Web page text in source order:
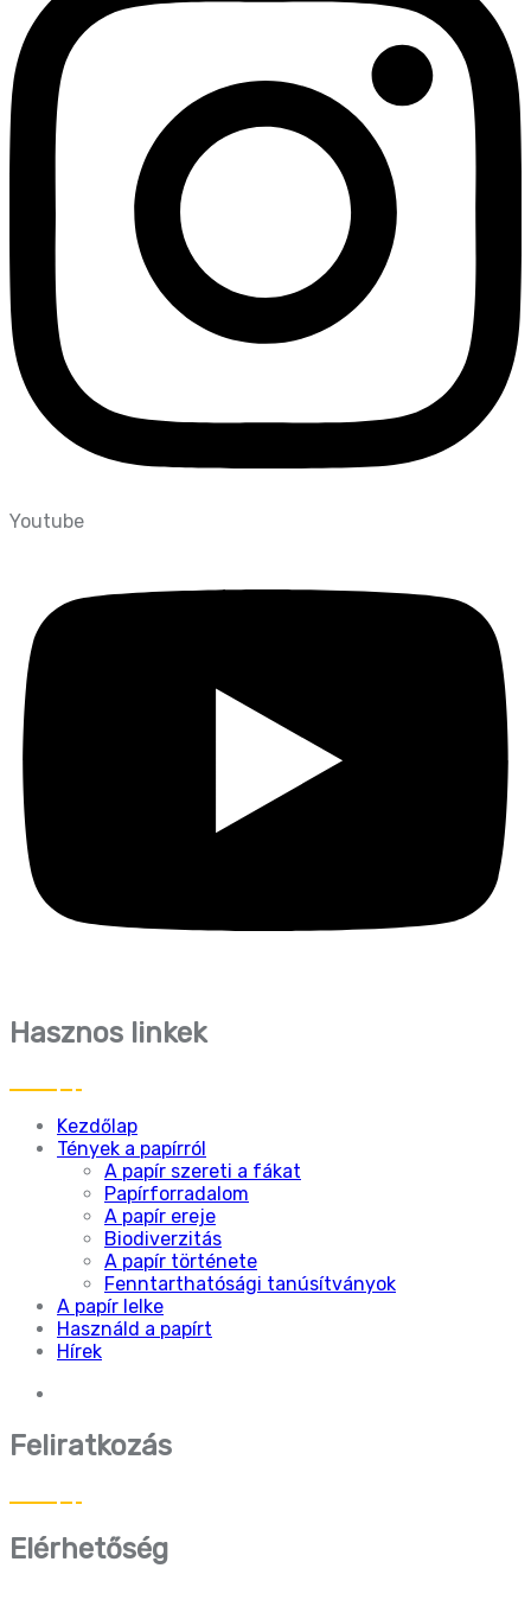
Youtube
Hasznos linkek
Kezdőlap
Tények a papírról
A papír szereti a fákat
Papírforradalom
A papír ereje
Biodiverzitás
A papír története
Fenntarthatósági tanúsítványok
A papír lelke
Használd a papírt
Hírek
Feliratkozás
Elérhetőség